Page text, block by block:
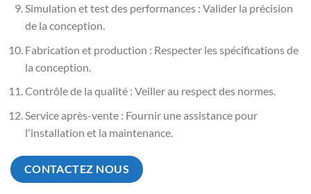
Simulation et test des performances : Valider la précision
de la conception.
Fabrication et production : Respecter les spécifications de
la conception.
Contrôle de la qualité : Veiller au respect des normes.
Service après-vente : Fournir une assistance pour
l'installation et la maintenance.
CONTACTEZ NOUS